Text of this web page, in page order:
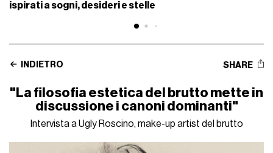
ispirati a sogni, desideri e stelle
INDIETRO SHARE
"La filosofia estetica del brutto mette in
discussione i canoni dominanti"
Intervista a Ugly Roscino, make-up artist del brutto